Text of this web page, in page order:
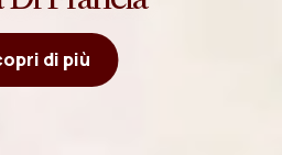
di più